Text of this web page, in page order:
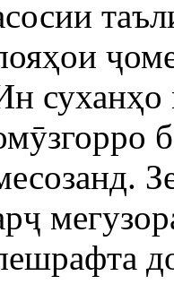
суханҳо